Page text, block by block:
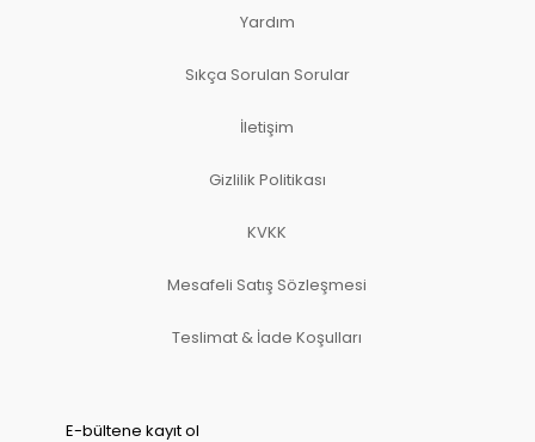
Yardım
Sıkça Sorulan Sorular
İletişim
Gizlilik Politikası
KVKK
Mesafeli Satış Sözleşmesi
Teslimat & İade Koşulları
E-bültene kayıt ol